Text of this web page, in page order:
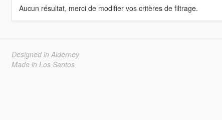
Aucun résultat, merci de modifier vos critères de filtrage.
Designed in Alderney
Made in Los Santos